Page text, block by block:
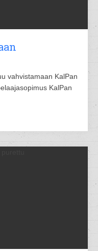
vahvistamaan KalPan
KalPan